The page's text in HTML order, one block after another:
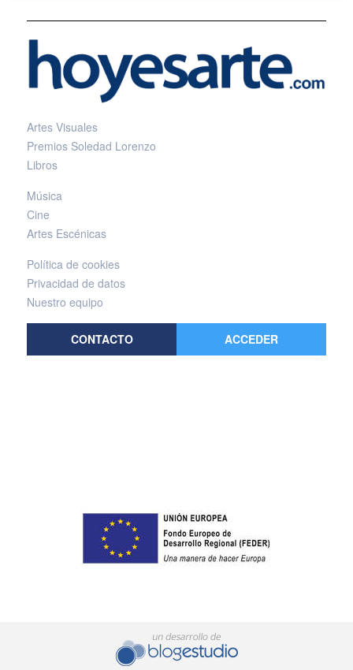
Artes Visuales
Premios Soledad Lorenzo
Libros
Música
Cine
Artes Escénicas
Política de cookies
Privacidad de datos
Nuestro equipo
CONTACTO ACCEDER